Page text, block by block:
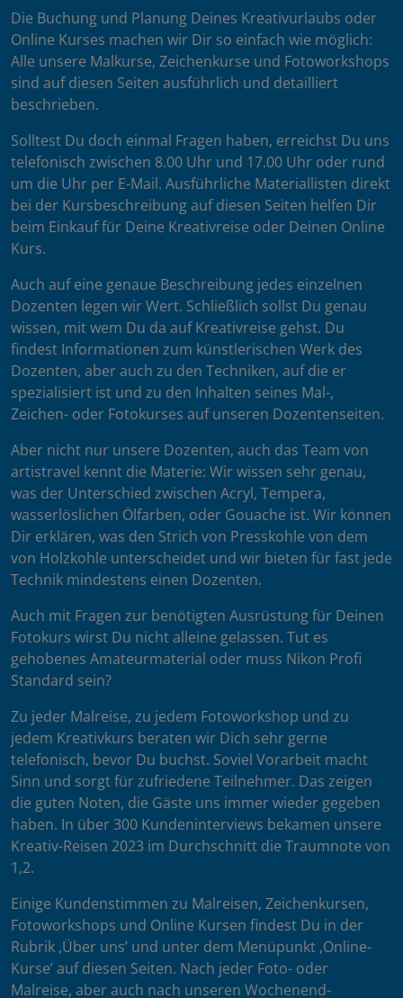
Die Buchung und Planung Deines Kreativurlaubs oder
Online Kurses machen wir Dir so einfach wie möglich:
Alle unsere Malkurse, Zeichenkurse und Fotoworkshops
sind auf diesen Seiten ausführlich und detailliert
beschrieben.
Solltest Du doch einmal Fragen haben, erreichst Du uns
telefonisch zwischen 8.00 Uhr und 17.00 Uhr oder rund
um die Uhr per E-Mail. Ausführliche Materiallisten direkt
bei der Kursbeschreibung auf diesen Seiten helfen Dir
beim Einkauf für Deine Kreativreise oder Deinen Online
Kurs.
Auch auf eine genaue Beschreibung jedes einzelnen
Dozenten legen wir Wert. Schließlich sollst Du genau
wissen, mit wem Du da auf Kreativreise gehst. Du
findest Informationen zum künstlerischen Werk des
Dozenten, aber auch zu den Techniken, auf die er
spezialisiert ist und zu den Inhalten seines Mal-,
Zeichen- oder Fotokurses auf unseren Dozentenseiten.
Aber nicht nur unsere Dozenten, auch das Team von
artistravel kennt die Materie: Wir wissen sehr genau,
was der Unterschied zwischen Acryl, Tempera,
wasserlöslichen Ölfarben, oder Gouache ist. Wir können
Dir erklären, was den Strich von Presskohle von dem
von Holzkohle unterscheidet und wir bieten für fast jede
Technik mindestens einen Dozenten.
Auch mit Fragen zur benötigten Ausrüstung für Deinen
Fotokurs wirst Du nicht alleine gelassen. Tut es
gehobenes Amateurmaterial oder muss Nikon Profi
Standard sein?
Zu jeder Malreise, zu jedem Fotoworkshop und zu
jedem Kreativkurs beraten wir Dich sehr gerne
telefonisch, bevor Du buchst. Soviel Vorarbeit macht
Sinn und sorgt für zufriedene Teilnehmer. Das zeigen
die guten Noten, die Gäste uns immer wieder gegeben
haben. In über 300 Kundeninterviews bekamen unsere
Kreativ-Reisen 2023 im Durchschnitt die Traumnote von
1,2.
Einige Kundenstimmen zu Malreisen, Zeichenkursen,
Fotoworkshops und Online Kursen findest Du in der
Rubrik ‚Über uns’ und unter dem Menüpunkt ‚Online-
Kurse’ auf diesen Seiten. Nach jeder Foto- oder
Malreise, aber auch nach unseren Wochenend-